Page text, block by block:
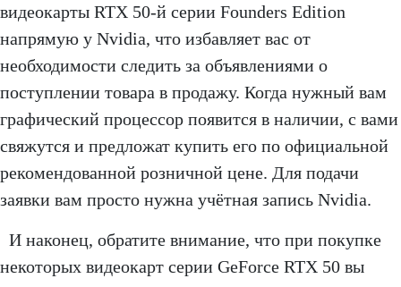
видеокарты RTX 50-й серии Founders Edition
напрямую у Nvidia, что избавляет вас от
необходимости следить за объявлениями о
поступлении товара в продажу. Когда нужный вам
графический процессор появится в наличии, с вами
свяжутся и предложат купить его по официальной
рекомендованной розничной цене. Для подачи
заявки вам просто нужна учётная запись Nvidia.
И наконец, обратите внимание, что при покупке
некоторых видеокарт серии GeForce RTX 50 вы